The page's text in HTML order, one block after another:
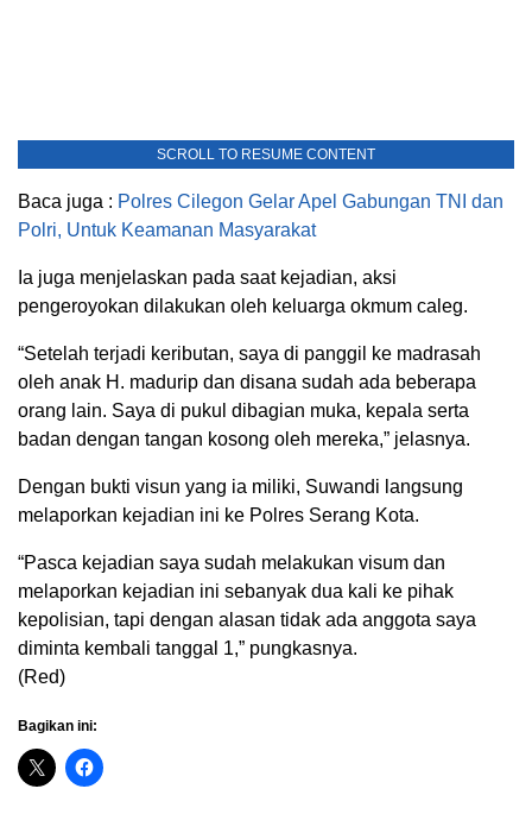
SCROLL TO RESUME CONTENT
Baca juga : Polres Cilegon Gelar Apel Gabungan TNI dan
Polri, Untuk Keamanan Masyarakat
Ia juga menjelaskan pada saat kejadian, aksi
pengeroyokan dilakukan oleh keluarga okmum caleg.
“Setelah terjadi keributan, saya di panggil ke madrasah
oleh anak H. madurip dan disana sudah ada beberapa
orang lain. Saya di pukul dibagian muka, kepala serta
badan dengan tangan kosong oleh mereka,” jelasnya.
Dengan bukti visun yang ia miliki, Suwandi langsung
melaporkan kejadian ini ke Polres Serang Kota.
“Pasca kejadian saya sudah melakukan visum dan
melaporkan kejadian ini sebanyak dua kali ke pihak
kepolisian, tapi dengan alasan tidak ada anggota saya
diminta kembali tanggal 1,” pungkasnya.
(Red)
Bagikan ini: